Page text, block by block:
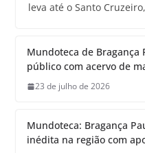
leva até o Santo
Mundoteca de Bragança
público com acervo de
23 de julho de 2026
Mundoteca: Bragança
inédita na região com